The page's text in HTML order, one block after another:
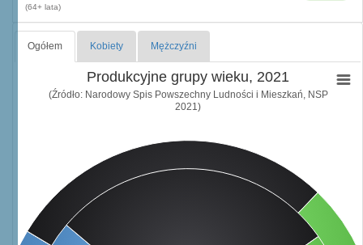
(64+ lata)
Ogółem Kobiety Mężczyźni
Produkcyjne grupy wieku, 2021
(Źródło: Narodowy Spis Powszechny Ludności i Mieszkań, NSP
2021)